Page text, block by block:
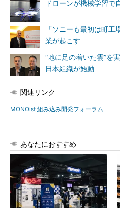
ドローンが機械学習で
「ソニーも最初は町
業が起こす
“地に足の着いた雲”を
日本組織が始動
関連リンク
MONOist 組み込み開発フォーラム
あなたにおすすめ